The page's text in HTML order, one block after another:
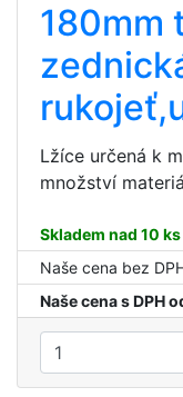
180mm
Lžíce určená k
množství
Skladem nad 10 ks
Naše cena bez
Naše cena s DPH